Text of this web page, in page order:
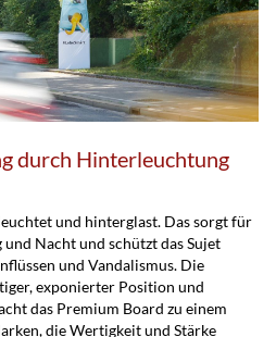
durch Hinterleuchtung
und hinterglast. Das sorgt für
Nacht und schützt das Sujet
und Vandalismus. Die
exponierter Position und
das Premium Board zu einem
die Wertigkeit und Stärke